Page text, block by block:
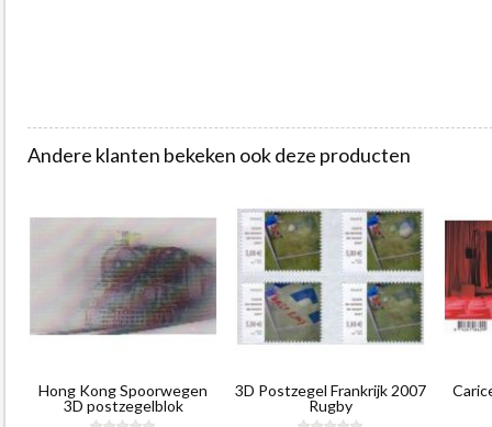
Andere klanten bekeken ook deze producten
Hong Kong Spoorwegen
3D postzegelblok
3D Postzegel Frankrijk 2007
Rugby